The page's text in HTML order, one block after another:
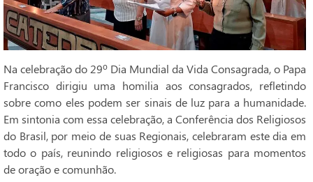
Na celebração do 29º Dia Mundial da Vida Consagrada, o Papa
Francisco dirigiu uma homilia aos consagrados, refletindo
sobre como eles podem ser sinais de luz para a humanidade.
Em sintonia com essa celebração, a Conferência dos Religiosos
do Brasil, por meio de suas Regionais, celebraram este dia em
todo o país, reunindo religiosos e religiosas para momentos
de oração e comunhão.